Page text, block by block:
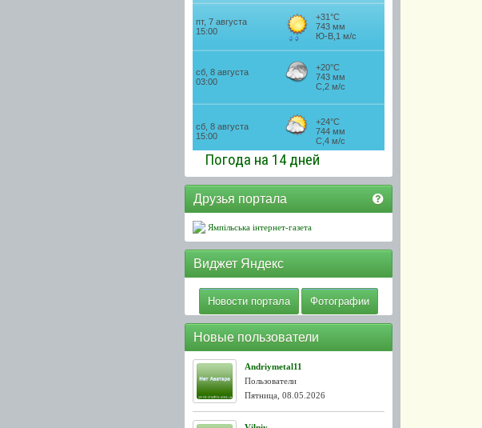
Погода на 14 дней
Друзья портала
Ямпільська інтернет-газета
Виджет Яндекс
Новости портала Фотографии
Новые пользователи
Andriymetal11
Пользователи
Пятница, 08.05.2026